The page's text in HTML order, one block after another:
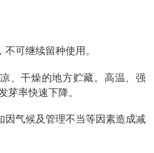
可继续留种使用。
、干燥的地方贮藏。高温、强
芽率快速下降。
因气候及管理不当等因素造成减